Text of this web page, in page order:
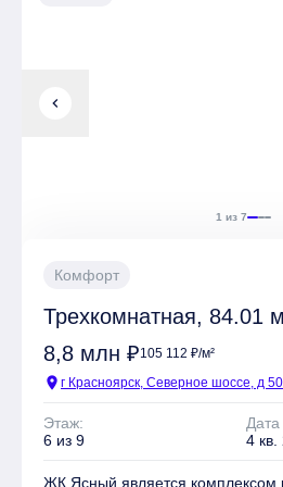
Квартиры могут быть
chevron_left
1 из 7
Комфорт
Трехкомнатная, 84.01
8,8 млн ₽105 112 ₽/м²
location_on г Красноярск, Северное шоссе, д
Этаж:
6 из 9
Дата
4 кв.
ЖК Ясный является комплексом